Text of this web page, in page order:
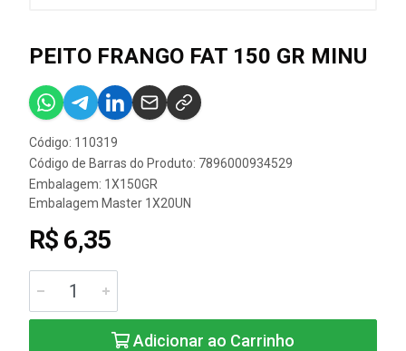
PEITO FRANGO FAT 150 GR MINU
Código: 110319
Código de Barras do Produto: 7896000934529
Embalagem: 1X150GR
Embalagem Master 1X20UN
R$ 6,35
Adicionar ao Carrinho